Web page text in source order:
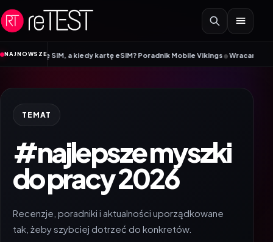
Przejdź do treści
NAJNOWSZE
SIM, a kiedy kartę eSIM? Poradnik Mobile Vikings•Wracamy do
TEMAT
#najlepsze myszki
do pracy 2026
Recenzje, poradniki i aktualności uporządkowane
tak, żeby szybciej dotrzeć do konkretów.